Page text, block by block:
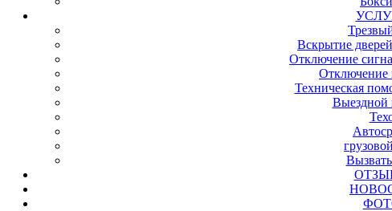
Вскрытие
Отключение
Отключение
Техническая